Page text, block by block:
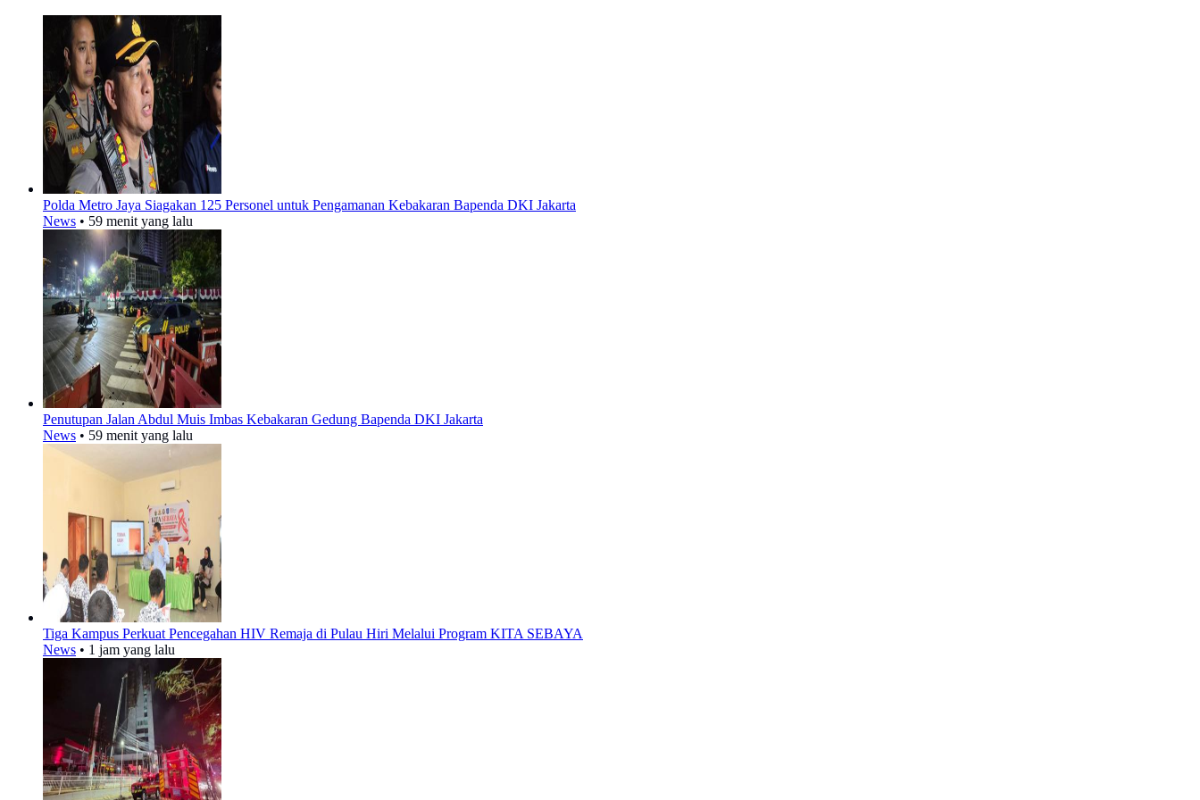
Polda Metro Jaya Siagakan 125 Personel untuk Pengamanan Kebakaran Bapenda DKI Jakarta
News • 59 menit yang lalu
Penutupan Jalan Abdul Muis Imbas Kebakaran Gedung Bapenda DKI Jakarta
News • 59 menit yang lalu
Tiga Kampus Perkuat Pencegahan HIV Remaja di Pulau Hiri Melalui Program KITA SEBAYA
News • 1 jam yang lalu